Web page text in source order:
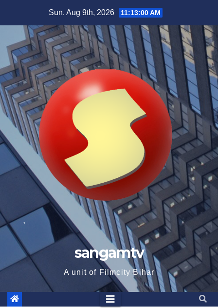
content
Sun. Aug 9th, 2026 11:13:02 AM
sangamtv
A unit of Filmcity Bihar